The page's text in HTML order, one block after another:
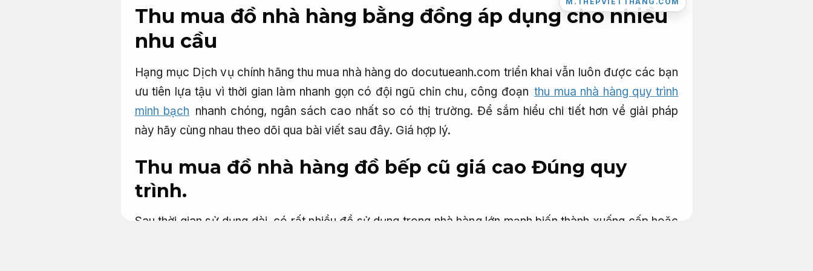
Thu mua đồ nhà hàng bằng đồng áp dụng cho nhiều
nhu cầu
Hạng mục Dịch vụ chính hãng thu mua nhà hàng do docutueanh.com triển khai vẫn luôn được các bạn
ưu tiên lựa tậu vì thời gian làm nhanh gọn có đội ngũ chỉn chu, công đoạn thu mua nhà hàng quy trình
minh bạch nhanh chóng, ngân sách cao nhất so có thị trường. Để sắm hiểu chi tiết hơn về giải pháp
này hãy cùng nhau theo dõi qua bài viết sau đây. Giá hợp lý.
Thu mua đồ nhà hàng đồ bếp cũ giá cao Đúng quy
trình.
Sau thời gian sử dụng dài, có rất nhiều đồ sử dụng trong nhà hàng lớn mạnh biến thành xuống cấp hoặc